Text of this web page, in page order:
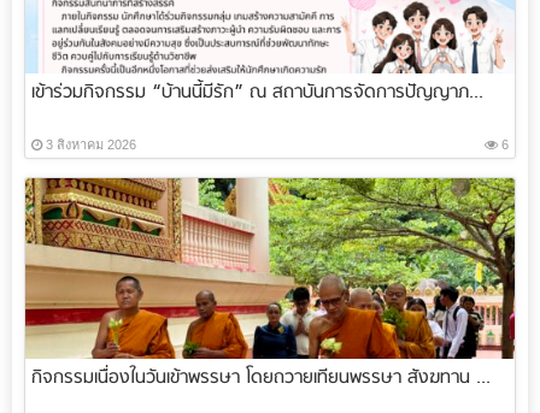
เข้าร่วมกิจกรรม “บ้านนี้มีรัก” ณ สถาบันการจัดการปัญญาภ...
3 สิงหาคม 2026 6
กิจกรรมเนื่องในวันเข้าพรรษา โดยถวายเทียนพรรษา สังฆทาน ...